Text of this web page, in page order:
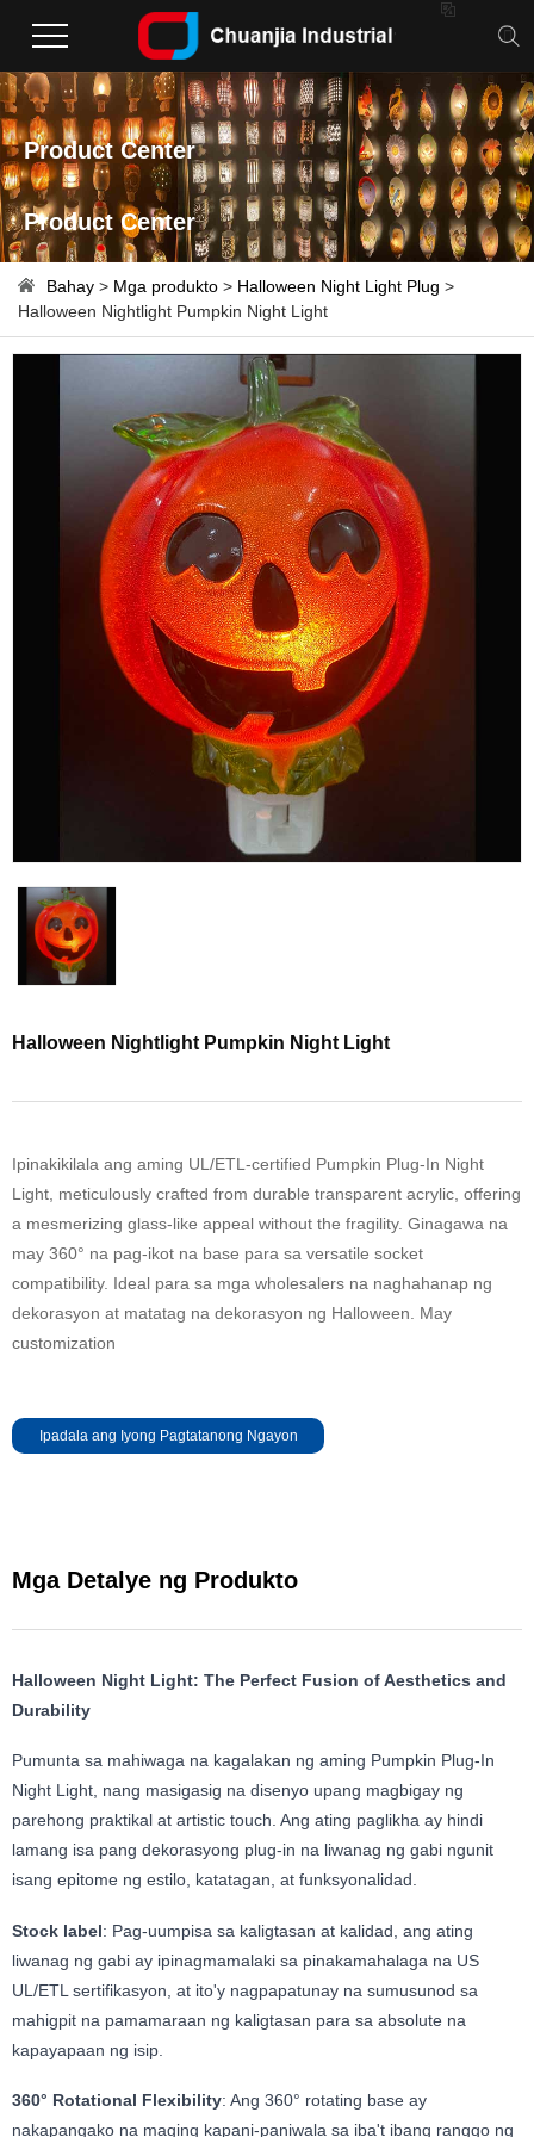

Product Center
Product Center
Bahay > Mga produkto > Halloween Night Light Plug >
Halloween Nightlight Pumpkin Night Light
Halloween Nightlight Pumpkin Night Light
Ipinakikilala ang aming UL/ETL-certified Pumpkin Plug-In Night
Light, meticulously crafted from durable transparent acrylic, offering
a mesmerizing glass-like appeal without the fragility. Ginagawa na
may 360° na pag-ikot na base para sa versatile socket
compatibility. Ideal para sa mga wholesalers na naghahanap ng
dekorasyon at matatag na dekorasyon ng Halloween. May
customization
Ipadala ang Iyong Pagtatanong Ngayon
Mga Detalye ng Produkto
Halloween Night Light: The Perfect Fusion of Aesthetics and
Durability
Pumunta sa mahiwaga na kagalakan ng aming Pumpkin Plug-In
Night Light, nang masigasig na disenyo upang magbigay ng
parehong praktikal at artistic touch. Ang ating paglikha ay hindi
lamang isa pang dekorasyong plug-in na liwanag ng gabi ngunit
isang epitome ng estilo, katatagan, at funksyonalidad.
Stock label: Pag-uumpisa sa kaligtasan at kalidad, ang ating
liwanag ng gabi ay ipinagmamalaki sa pinakamahalaga na US
UL/ETL sertifikasyon, at ito'y nagpapatunay na sumusunod sa
mahigpit na pamamaraan ng kaligtasan para sa absolute na
kapayapaan ng isip.
360° Rotational Flexibility: Ang 360° rotating base ay
nakapangako na maging kapani-paniwala sa iba't ibang ranggo ng